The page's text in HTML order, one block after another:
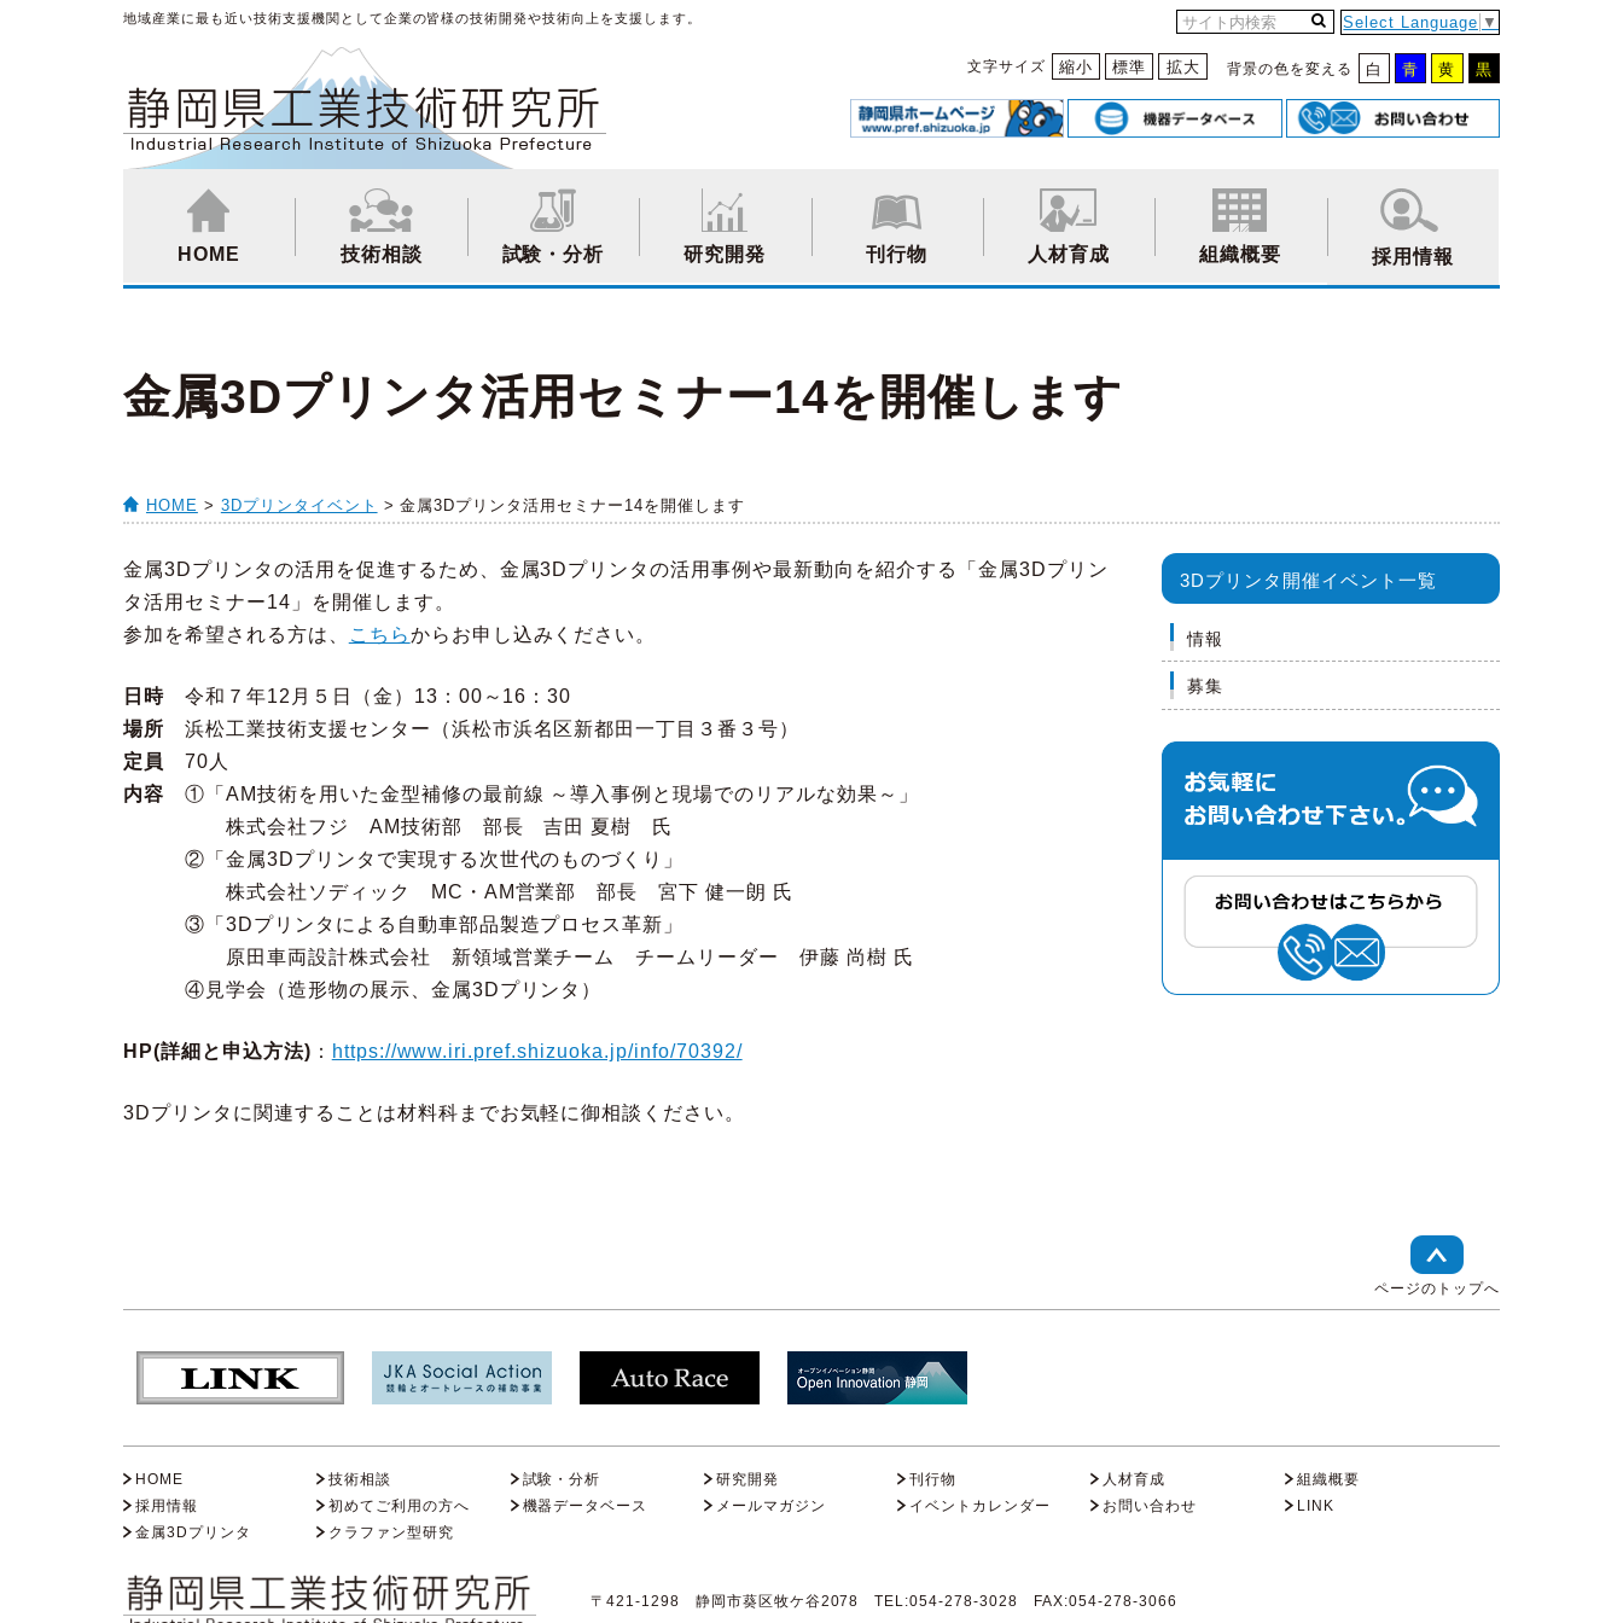
地域産業に最も近い技術支援機関として企業の皆様の技術開発や技術向上を支援します。 Select Language ▼
文字サイズ 縮小 標準 拡大 背景の色を変える 白 青 黄 黒
HOME 技術相談 試験・分析 研究開発 刊行物 人材育成 組織概要 採用情報
金属3Dプリンタ活用セミナー14を開催します
HOME > 3Dプリンタイベント > 金属3Dプリンタ活用セミナー14を開催します
金属3Dプリンタの活用を促進するため、金属3Dプリンタの活用事例や最新動向を紹介する「金属3Dプリン
タ活用セミナー14」を開催します。
参加を希望される方は、
こちらからお申し込みください。
日時令和７年12月５日（金）13：00～16：30
場所 浜松工業技術支援センター（浜松市浜名区新都田一丁目３番３号）
定員
70人
内容 ①「AM技術を用いた金型補修の最前線 ～導入事例と現場でのリアルな効果～」
株式会社フジ AM技術部 部長 吉田 夏樹 氏
②「金属3Dプリンタで実現する次世代のものづくり」
株式会社ソディック MC・AM営業部 部長 宮下 健一朗 氏
③「3Dプリンタによる自動車部品製造プロセス革新」
原田車両設計株式会社 新領域営業チーム チームリーダー 伊藤 尚樹 氏
④見学会（造形物の展示、金属3Dプリンタ）
HP(詳細と申込方法) ： https://www.iri.pref.shizuoka.jp/info/70392/
3Dプリンタに関連することは材料科までお気軽に御相談ください。
3Dプリンタ開催イベント一覧
情報
募集
ページのトップへ
HOME 技術相談 試験・分析 研究開発 刊行物 人材育成
組織概要
採用情報
初めてご利用の方へ 機器データベース メールマガジン イベントカレンダー お問い合わせ
LINK
金属3Dプリンタ
クラファン型研究
〒421-1298 静岡市葵区牧ケ谷2078 TEL:054-278-3028 FAX:054-278-3066